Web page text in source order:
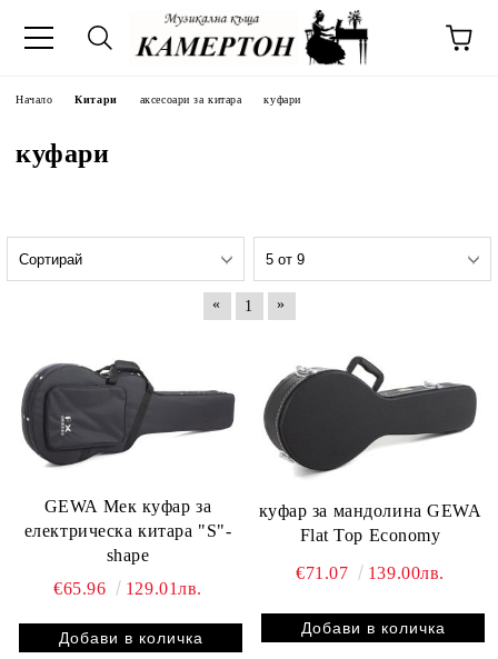
Начало Китари аксесоари за китара куфари
куфари
« 1 »
GEWA Мек куфар за
електрическа китара "S"-
shape
€65.96
129.01лв.
куфар за мандолина GEWA
Flat Top Economy
€71.07 139.00лв.